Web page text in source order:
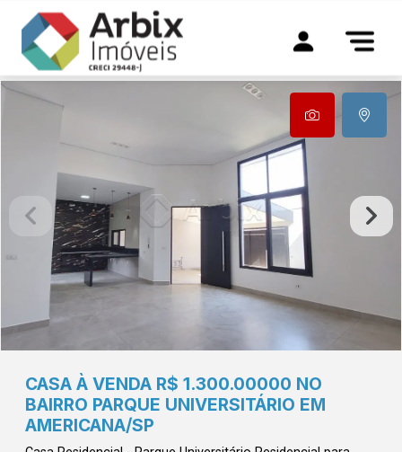
CASA À VENDA R$ 1.300.00000 NO
BAIRRO PARQUE UNIVERSITÁRIO EM
AMERICANA/SP